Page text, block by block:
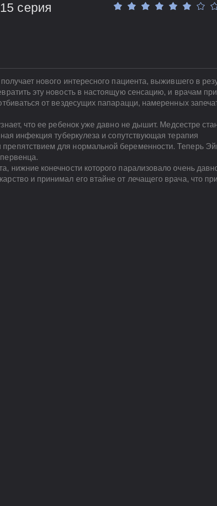
серия
нового интересного пациента, выжившего в
эту новость в настоящую сенсацию, и врачам
от вездесущих папарацци, намеренных
что ее ребенок уже давно не дышит. Медсестре
инфекция туберкулеза и сопутствующая терапия
для нормальной беременности. Теперь
нижние конечности которого парализовало очень
и принимал его втайне от лечащего врача, что